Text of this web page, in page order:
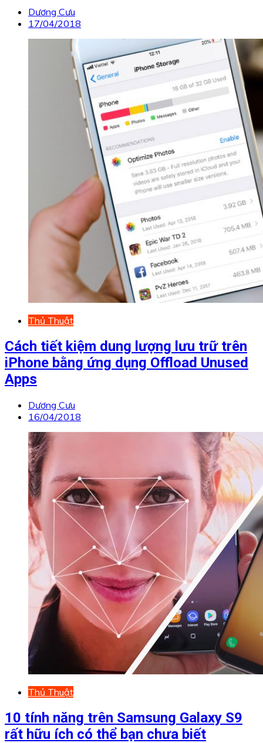
Dương Cưu
17/04/2018
Thủ Thuật
Cách tiết kiệm dung lượng lưu trữ trên
iPhone bằng ứng dụng Offload Unused
Apps
Dương Cưu
16/04/2018
Thủ Thuật
10 tính năng trên Samsung Galaxy S9
rất hữu ích có thể bạn chưa biết